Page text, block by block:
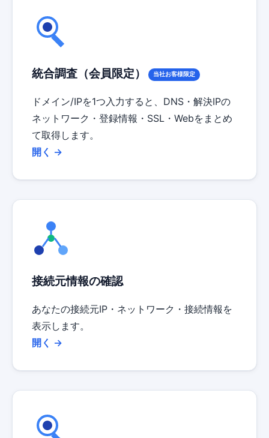
統合調査（会員限定） 当社お客様限定
ドメイン/IPを1つ入力すると、DNS・解決IPの
ネットワーク・登録情報・SSL・Webをまとめ
て取得します。
開く →
接続元情報の確認
あなたの接続元IP・ネットワーク・接続情報を
表示します。
開く →